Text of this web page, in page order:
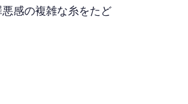
感の複雑な糸をたど